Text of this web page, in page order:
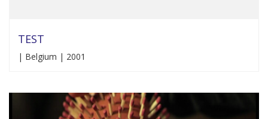
TEST
| Belgium | 2001